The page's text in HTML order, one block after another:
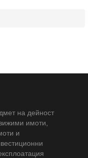
на дейност
имоти,
и